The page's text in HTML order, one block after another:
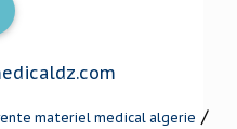
materiel medical algerie /